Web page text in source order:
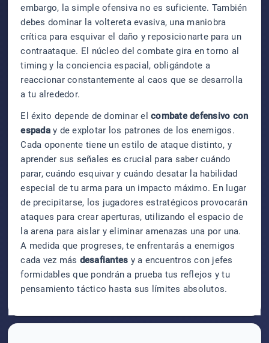
embargo, la simple ofensiva no es suficiente. También
debes dominar la voltereta evasiva, una maniobra
crítica para esquivar el daño y reposicionarte para un
contraataque. El núcleo del combate gira en torno al
timing y la conciencia espacial, obligándote a
reaccionar constantemente al caos que se desarrolla
a tu alrededor.
El éxito depende de dominar elcombate defensivo con
espaday de explotar los patrones de los enemigos.
Cada oponente tiene un estilo de ataque distinto, y
aprender sus señales es crucial para saber cuándo
parar, cuándo esquivar y cuándo desatar la habilidad
especial de tu arma para un impacto máximo. En lugar
de precipitarse, los jugadores estratégicos provocarán
ataques para crear aperturas, utilizando el espacio de
la arena para aislar y eliminar amenazas una por una.
A medida que progreses, te enfrentarás a enemigos
cada vez más desafiantes y a encuentros con jefes
formidables que pondrán a prueba tus reflejos y tu
pensamiento táctico hasta sus límites absolutos.